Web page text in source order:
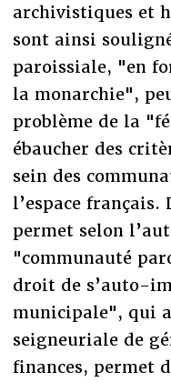
archivistiques et
sont ainsi
paroissiale, "en
la monarchie",
problème de la
ébaucher des
sein des
l’espace
permet selon
"communauté
droit de s’auto-
municipale", qui
seigneuriale de
finances, permet